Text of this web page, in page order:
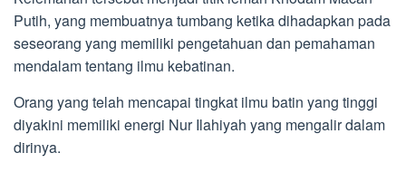
Putih, yang membuatnya tumbang ketika dihadapkan pada
seseorang yang memiliki pengetahuan dan pemahaman
mendalam tentang ilmu kebatinan.
Orang yang telah mencapai tingkat ilmu batin yang tinggi
diyakini memiliki energi Nur Ilahiyah yang mengalir dalam
dirinya.